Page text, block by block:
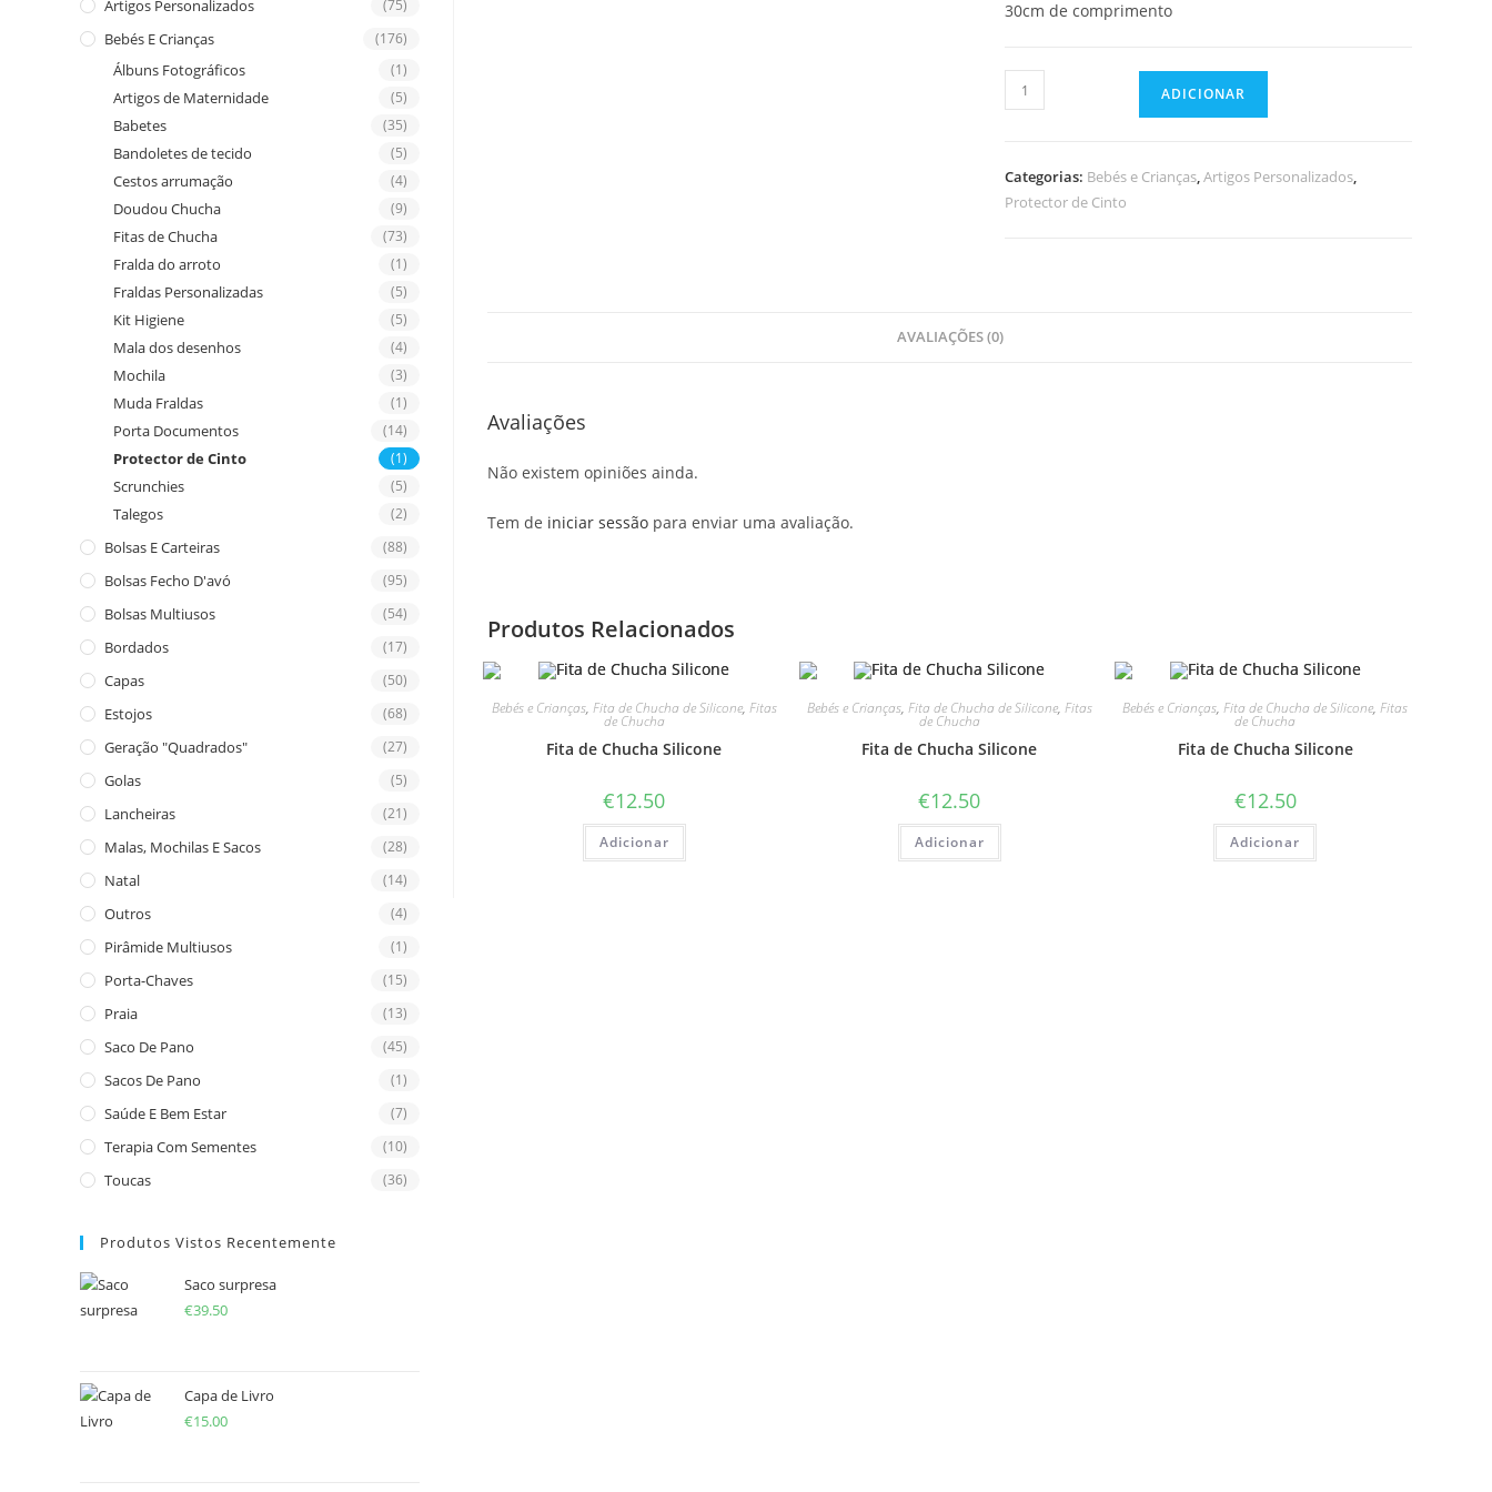
Artigos Personalizados (75)
Bebés E Crianças (176)
Álbuns Fotográficos (1)
Artigos de Maternidade (5)
Babetes (35)
Bandoletes de tecido (5)
Cestos arrumação (4)
Doudou Chucha (9)
Fitas de Chucha (73)
Fralda do arroto (1)
Fraldas Personalizadas (5)
Kit Higiene (5)
Mala dos desenhos (4)
Mochila (3)
Muda Fraldas (1)
Porta Documentos (14)
Protector de Cinto (1)
Scrunchies (5)
Talegos (2)
Bolsas E Carteiras (88)
Bolsas Fecho D'avó (95)
Bolsas Multiusos (54)
Bordados (17)
Capas (50)
Estojos (68)
Geração "Quadrados" (27)
Golas (5)
Lancheiras (21)
Malas, Mochilas E Sacos (28)
Natal (14)
Outros (4)
Pirâmide Multiusos (1)
Porta-Chaves (15)
Praia (13)
Saco De Pano (45)
Sacos De Pano (1)
Saúde E Bem Estar (7)
Terapia Com Sementes (10)
Toucas (36)
Produtos Vistos Recentemente
Saco surpresa
€39.50
Capa de Livro
€15.00
30cm de comprimento
Quantidade
de
cinto
ADICIONAR
Categorias: Bebés e Crianças,Artigos Personalizados,
Protector de Cinto
AVALIAÇÕES (0)
Avaliações
Não existem opiniões ainda.
Tem de iniciar sessão para enviar uma avaliação.
Produtos Relacionados
Bebés e Crianças, Fita de Chucha de Silicone, Fitas
de Chucha
Fita de Chucha Silicone
€12.50
Adicionar
Bebés e Crianças, Fita de Chucha de Silicone, Fitas
de Chucha
Fita de Chucha Silicone
€12.50
Adicionar
Bebés e Crianças,Fita de Chucha de Silicone,Fitas
de Chucha
Fita de Chucha Silicone
€12.50
Adicionar